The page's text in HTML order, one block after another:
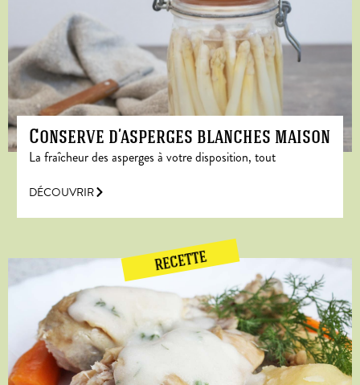
Conserve d’asperges blanches maison
La fraîcheur des asperges à votre disposition, tout
DÉCOUVRIR
RECETTE